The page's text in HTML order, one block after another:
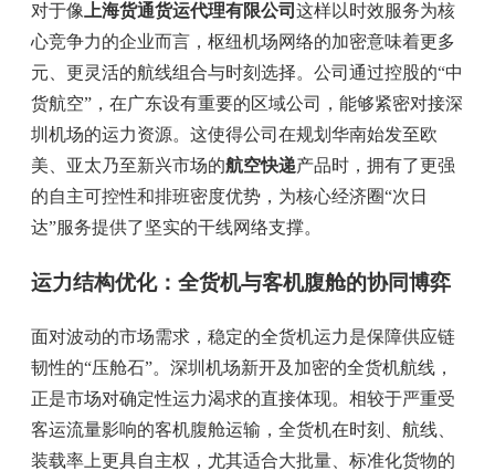
对于像 上海货通货运代理有限公司 这样以时效服务为核
心竞争力的企业而言，枢纽机场网络的加密意味着更多
元、更灵活的航线组合与时刻选择。公司通过控股的“中
货航空”，在广东设有重要的区域公司，能够紧密对接深
圳机场的运力资源。这使得公司在规划华南始发至欧
美、亚太乃至新兴市场的航空快递产品时，拥有了更强
的自主可控性和排班密度优势，为核心经济圈“次日
达”服务提供了坚实的干线网络支撑。
运力结构优化：全货机与客机腹舱的协同博弈
面对波动的市场需求，稳定的全货机运力是保障供应链
韧性的“压舱石”。深圳机场新开及加密的全货机航线，
正是市场对确定性运力渴求的直接体现。相较于严重受
客运流量影响的客机腹舱运输，全货机在时刻、航线、
装载率上更具自主权，尤其适合大批量、标准化货物的